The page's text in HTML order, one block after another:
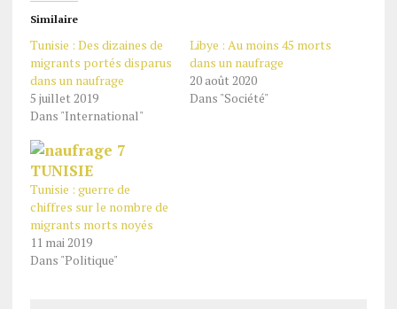
Similaire
Tunisie : Des dizaines de
migrants portés disparus
dans un naufrage
5 juillet 2019
Dans "International"
Libye : Au moins 45 morts
dans un naufrage
20 août 2020
Dans "Société"
Tunisie : guerre de
chiffres sur le nombre de
migrants morts noyés
11 mai 2019
Dans "Politique"